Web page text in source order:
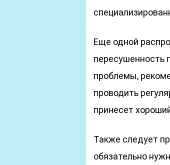
Еще одной
пересушенность
проблемы,
проводить
принесет
Также следует
обязательно